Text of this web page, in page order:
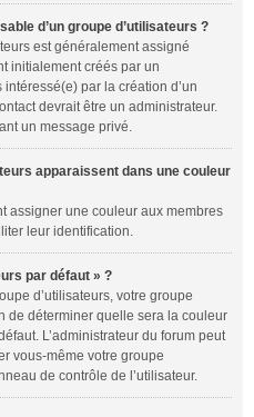
d’un groupe d’utilisateurs ?
est généralement assigné
initialement créés par un
par la création d’un
devrait être un administrateur.
un message privé.
apparaissent dans une couleur
assigner une couleur aux membres
leur identification.
par défaut » ?
d’utilisateurs, votre groupe
de déterminer quelle sera la couleur
L’administrateur du forum peut
vous-même votre groupe
de contrôle de l’utilisateur.